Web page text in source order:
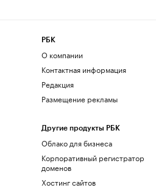
РБК
О компании
Контактная информация
Редакция
Размещение рекламы
Другие продукты РБК
Облако для бизнеса
Корпоративный регистратор
доменов
Хостинг сайтов